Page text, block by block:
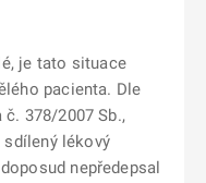
je tato situace
pacienta. Dle
378/2007 Sb.,
lékový
nepředepsal